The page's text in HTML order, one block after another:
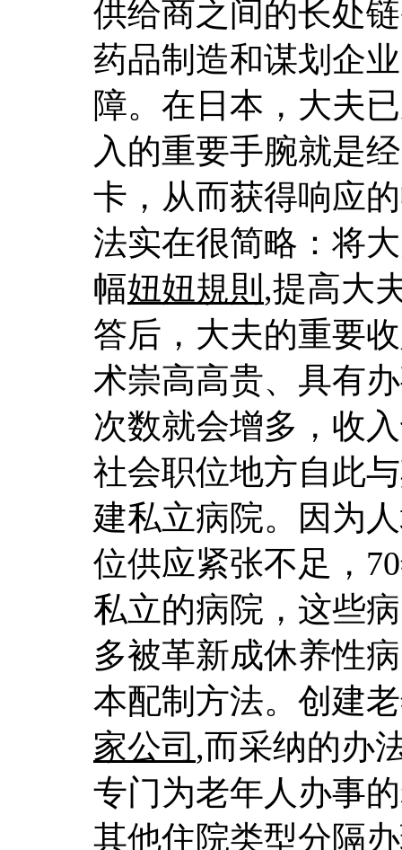
供给商之间的长处
药品制造和谋划企
障。在日本，大夫
入的重要手腕就是
卡，从而获得响应
法实在很简略：将
幅妞妞規則 ,提高大
答后，大夫的重要
术崇高高贵、具有
次数就会增多，收
社会职位地方自此
建私立病院。因为
位供应紧张不足，
私立的病院，这些
多被革新成休养性
本配制方法。创建
家公司 ,而采纳的办
专门为老年人办事
其他住院类型分隔